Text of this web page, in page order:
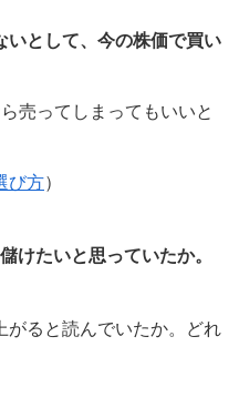
いとして、今の株価で買い
売ってしまってもいいと
び方）
けたいと思っていたか。
がると読んでいたか。どれ